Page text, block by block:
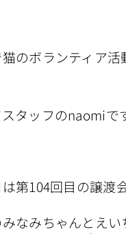
のボランティア活
タッフのnaomiで
第104回目の譲渡
なみちゃんとえい